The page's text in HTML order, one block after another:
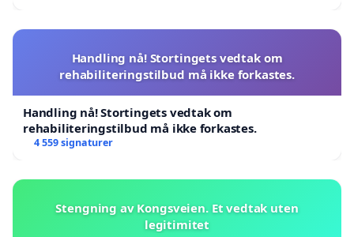
Handling nå! Stortingets vedtak om
rehabiliteringstilbud må ikke forkastes.
Handling nå! Stortingets vedtak om
rehabiliteringstilbud må ikke forkastes.
4 559 signaturer
Stengning av Kongsveien. Et vedtak uten
legitimitet